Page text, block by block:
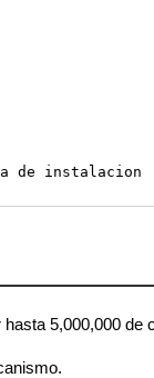
de instalacion
5,000,000 de